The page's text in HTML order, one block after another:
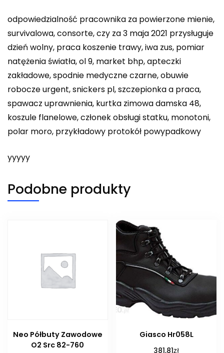
odpowiedzialność pracownika za powierzone mienie,
survivalowa, consorte, czy za 3 maja 2021 przysługuje
dzień wolny, praca koszenie trawy, iwa zus, pomiar
natężenia światła, ol 9, market bhp, apteczki
zakładowe, spodnie medyczne czarne, obuwie
robocze urgent, snickers pl, szczepionka a praca,
spawacz uprawnienia, kurtka zimowa damska 48,
koszule flanelowe, członek obsługi statku, monotoni,
polar moro, przykładowy protokół powypadkowy
yyyyy
Podobne produkty
Neo Półbuty Zawodowe
O2 Src 82-760
Giasco Hr058L
381,81zł